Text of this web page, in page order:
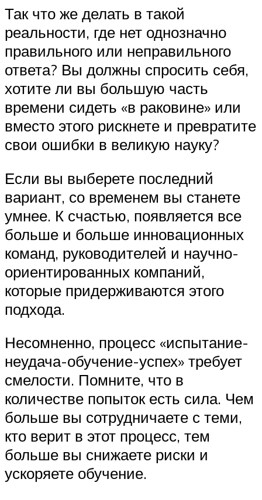
Так что же делать в такой
реальности, где нет однозначно
правильного или неправильного
ответа? Вы должны спросить себя,
хотите ли вы большую часть
времени сидеть «в раковине» или
вместо этого рискнете и превратите
свои ошибки в великую науку?
Если вы выберете последний
вариант, со временем вы станете
умнее. К счастью, появляется все
больше и больше инновационных
команд, руководителей и научно-
ориентированных компаний,
которые придерживаются этого
подхода.
Несомненно, процесс «испытание-
неудача-обучение-успех» требует
смелости. Помните, что в
количестве попыток есть сила. Чем
больше вы сотрудничаете с теми,
кто верит в этот процесс, тем
больше вы снижаете риски и
ускоряете обучение.